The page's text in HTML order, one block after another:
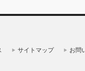
サイトマップ
お問